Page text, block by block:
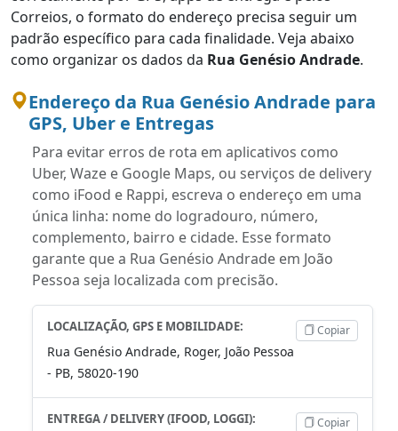
Correios, o formato do endereço precisa seguir um
padrão específico para cada finalidade. Veja abaixo
como organizar os dados da Rua Genésio Andrade.
Endereço da Rua Genésio Andrade para
GPS, Uber e Entregas
Para evitar erros de rota em aplicativos como
Uber, Waze e Google Maps, ou serviços de delivery
como iFood e Rappi, escreva o endereço em uma
única linha: nome do logradouro, número,
complemento, bairro e cidade. Esse formato
garante que a Rua Genésio Andrade em João
Pessoa seja localizada com precisão.
LOCALIZAÇÃO, GPS E MOBILIDADE:
Rua Genésio Andrade, Roger, João Pessoa
- PB, 58020-190
Copiar
ENTREGA / DELIVERY (IFOOD, LOGGI): Copiar